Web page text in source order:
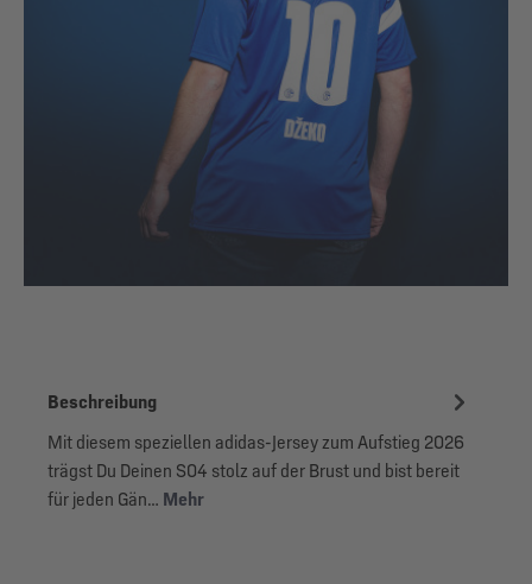
Beschreibung
Mit diesem speziellen adidas-Jersey zum Aufstieg 2026
trägst Du Deinen S04 stolz auf der Brust und bist bereit
für jeden Gän… Mehr